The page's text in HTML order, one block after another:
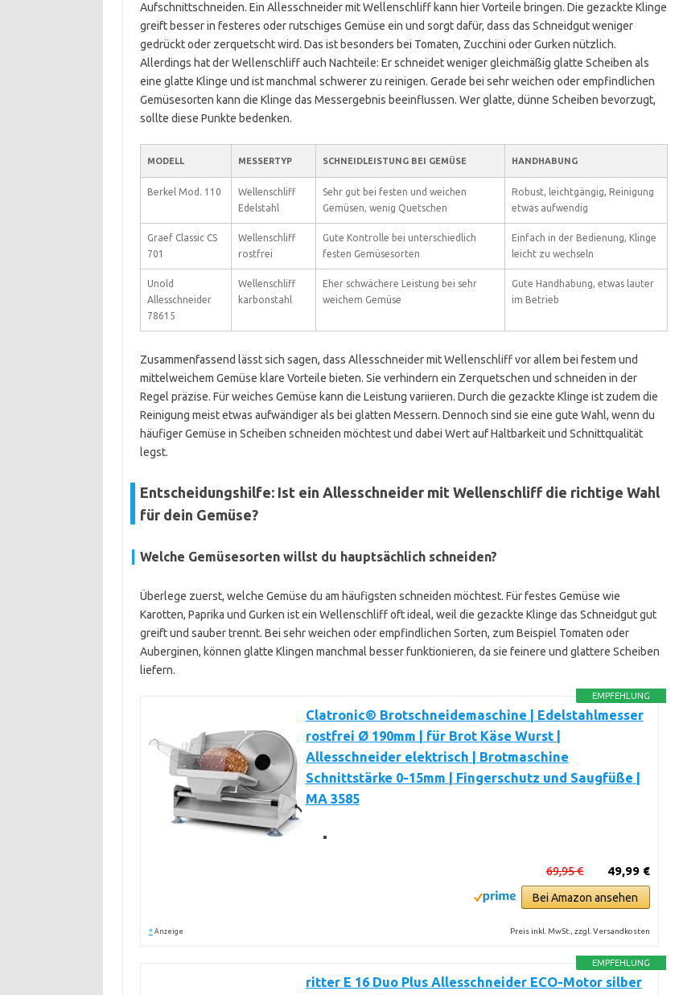
Aufschnittschneiden. Ein Allesschneider mit Wellenschliff kann hier Vorteile bringen. Die gezackte Klinge
greift besser in festeres oder rutschiges Gemüse ein und sorgt dafür, dass das Schneidgut weniger
gedrückt oder zerquetscht wird. Das ist besonders bei Tomaten, Zucchini oder Gurken nützlich.
Allerdings hat der Wellenschliff auch Nachteile: Er schneidet weniger gleichmäßig glatte Scheiben als
eine glatte Klinge und ist manchmal schwerer zu reinigen. Gerade bei sehr weichen oder empfindlichen
Gemüsesorten kann die Klinge das Messergebnis beeinflussen. Wer glatte, dünne Scheiben bevorzugt,
sollte diese Punkte bedenken.
MODELL MESSERTYP SCHNEIDLEISTUNG BEI GEMÜSE HANDHABUNG
Berkel Mod. 110
Wellenschliff
Edelstahl
Sehr gut bei festen und weichen
Gemüsen, wenig Quetschen
Robust, leichtgängig, Reinigung
etwas aufwendig
Graef Classic CS
701
Wellenschliff
rostfrei
Gute Kontrolle bei unterschiedlich
festen Gemüsesorten
Einfach in der Bedienung, Klinge
leicht zu wechseln
Unold
Allesschneider
78615
Wellenschliff
karbonstahl
Eher schwächere Leistung bei sehr
weichem Gemüse
Gute Handhabung, etwas lauter
im Betrieb
Zusammenfassend lässt sich sagen, dass Allesschneider mit Wellenschliff vor allem bei festem und
mittelweichem Gemüse klare Vorteile bieten. Sie verhindern ein Zerquetschen und schneiden in der
Regel präzise. Für weiches Gemüse kann die Leistung variieren. Durch die gezackte Klinge ist zudem die
Reinigung meist etwas aufwändiger als bei glatten Messern. Dennoch sind sie eine gute Wahl, wenn du
häufiger Gemüse in Scheiben schneiden möchtest und dabei Wert auf Haltbarkeit und Schnittqualität
legst.
Entscheidungshilfe: Ist ein Allesschneider mit Wellenschliff die richtige Wahl
für dein Gemüse?
Welche Gemüsesorten willst du hauptsächlich schneiden?
Überlege zuerst, welche Gemüse du am häufigsten schneiden möchtest. Für festes Gemüse wie
Karotten, Paprika und Gurken ist ein Wellenschliff oft ideal, weil die gezackte Klinge das Schneidgut gut
greift und sauber trennt. Bei sehr weichen oder empfindlichen Sorten, zum Beispiel Tomaten oder
Auberginen, können glatte Klingen manchmal besser funktionieren, da sie feinere und glattere Scheiben
liefern.
EMPFEHLUNG
Clatronic® Brotschneidemaschine | Edelstahlmesser
rostfrei Ø 190mm | für Brot Käse Wurst |
Allesschneider elektrisch | Brotmaschine
Schnittstärke 0-15mm | Fingerschutz und Saugfüße |
MA 3585
49,99 €
69,95 €
Bei Amazon ansehen
* Anzeige Preis inkl. MwSt., zzgl. Versandkosten
EMPFEHLUNG
ritter E 16 Duo Plus Allesschneider ECO-Motor silber